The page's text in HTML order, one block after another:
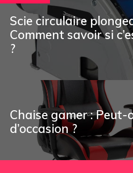
Scie circulaire
Comment savoir si
?
Chaise gamer :
d’occasion ?